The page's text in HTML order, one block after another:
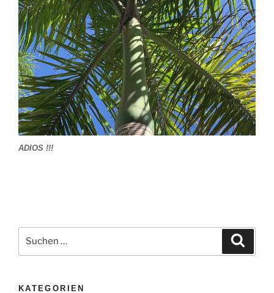
ADIOS !!!
nach:
KATEGORIEN